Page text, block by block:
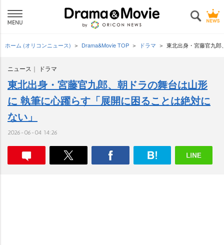
ホーム (オリコンニュース) Drama&Movie TOP ドラマ 東北出身・宮藤官九郎
ニュース ドラマ
東北出身・宮藤官九郎、朝ドラの舞台は山形
に 執筆に心躍らす「展開に困ることは絶対に
ない」
2026-06-04 14:26